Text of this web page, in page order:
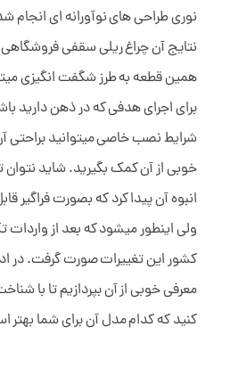
نوری طراحی های نوآورانه ای انجام
نتایج آن چراغ ریلی سقفی
همین قطعه به طرز شگفت انگیزی
برای اجرای هدفی که در ذهن دارید
شرایط نصب خاصی میتوانید براحتی
خوبی از آن کمک بگیرید. شاید نتوان
انبوه آن پیدا کرد که بصورت فراگیر
ولی اینطور میشود که بعد از واردات
کشور این تغییرات صورت گرفت. در
معرفی خوبی از آن بپردازیم تا با
کنید که کدام مدل آن برای شما بهتر